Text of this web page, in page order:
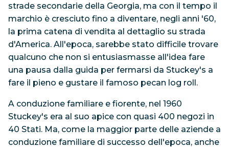
strade secondarie della Georgia, ma con il tempo il
marchio è cresciuto fino a diventare, negli anni '60,
la prima catena di vendita al dettaglio su strada
d'America. All'epoca, sarebbe stato difficile trovare
qualcuno che non si entusiasmasse all'idea fare
una pausa dalla guida per fermarsi da Stuckey's a
fare il pieno e gustare il famoso pecan log roll.
A conduzione familiare e fiorente, nel 1960
Stuckey's era al suo apice con quasi 400 negozi in
40 Stati. Ma, come la maggior parte delle aziende a
conduzione familiare di successo dell'epoca, anche